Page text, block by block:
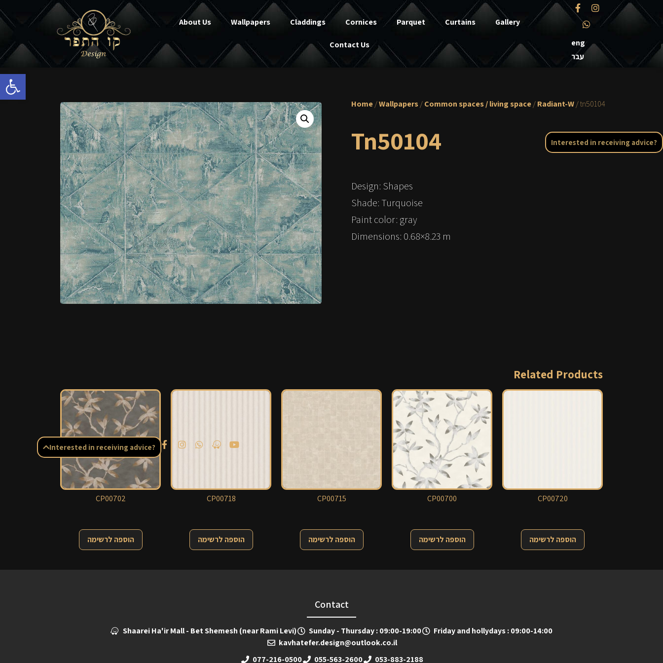
Open toolbar
About Us Wallpapers Claddings Cornices Parquet Curtains Gallery
Contact Us
eng
עבר
Home/Wallpapers/Common spaces / living space/Radiant-W/ tn50104
Tn50104
Design: Shapes
Shade: Turquoise
Paint color: gray
Dimensions: 0.68×8.23 m
Related Products
CP00702
הוספה לרשימה
CP00718
הוספה לרשימה
CP00715
הוספה לרשימה
CP00700
הוספה לרשימה
CP00720
הוספה לרשימה
Interested in receiving advice?
Interested in receiving advice?
Contact
Shaarei Ha'ir Mall - Bet Shemesh (near Rami Levi) Sunday - Thursday : 09:00-19:00
Friday and hollydays : 09:00-14:00
kavhatefer.design@outlook.co.il
077-216-0500
055-563-2600 053-883-2188